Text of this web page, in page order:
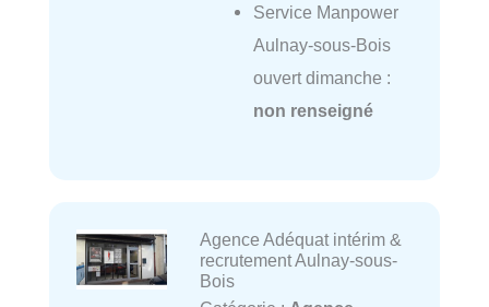
Service Manpower
Aulnay-sous-Bois
ouvert dimanche :
non renseigné
Agence Adéquat intérim &
recrutement Aulnay-sous-
Bois